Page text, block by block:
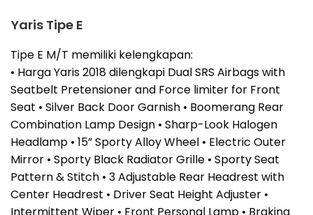
Yaris Tipe E
Tipe E M/T memiliki kelengkapan:
• Harga Yaris 2018 dilengkapi Dual SRS Airbags with
Seatbelt Pretensioner and Force limiter for Front
Seat • Silver Back Door Garnish • Boomerang Rear
Combination Lamp Design • Sharp-Look Halogen
Headlamp • 15” Sporty Alloy Wheel • Electric Outer
Mirror • Sporty Black Radiator Grille • Sporty Seat
Pattern & Stitch • 3 Adjustable Rear Headrest with
Center Headrest • Driver Seat Height Adjuster •
Intermittent Wiper • Front Personal Lamp • Braking